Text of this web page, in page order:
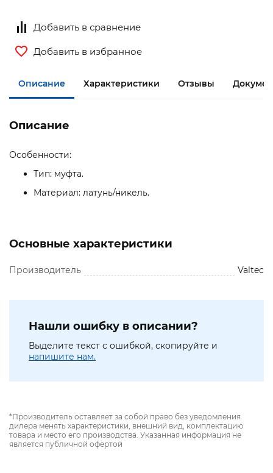
Добавить в сравнение
Добавить в избранное
Описание Характеристики Отзывы
Описание
Особенности:
Тип: муфта.
Материал: латунь/никель.
Основные характеристики
Производитель Valtec
Нашли ошибку в описании?
Выделите текст с ошибкой, скопируйте и
напишите нам.
*Производитель оставляет за собой право без уведомления
дилера менять характеристики, внешний вид, комплектацию
товара и место его производства. Указанная информация не
является публичной офертой